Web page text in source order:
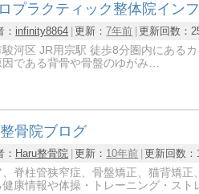
プラクティック整体院イン
： infinity8864 更新：7年前 更新回数：
河区 JR用宗駅 徒歩8分圏内にある
である背骨や骨盤のゆがみ…
骨院ブログ
： Haru整骨院 更新： 10年前 更新回数：
、脊柱管狭窄症、骨盤矯正、猫背矯正
健康情報や体操・トレーニング・スト